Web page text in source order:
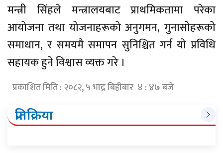
मन्त्री सिंहले मन्त्रालयबाट प्राथमिकतामा परेका
आयोजना तथा योजनाहरूको अनुगमन, गुनासोहरूको
समाधान, र समयमै समापन सुनिश्चित गर्न यो प्रविधि
सहायक हुने विश्वास व्यक्त गरे ।
प्रकाशित मिति : २०८२, ५ भाद्र बिहीबार ४ : ४७ बजे
प्रतिक्रिया